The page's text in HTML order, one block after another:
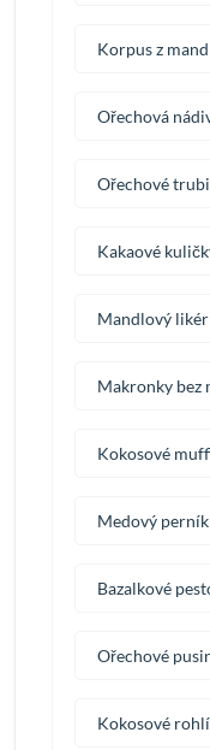
Korpus z
Ořechová
Ořechové
Kakaové
Mandlový likér
Makronky bez
Kokosové
Medový
Bazalkové
Ořechové
Kokosové